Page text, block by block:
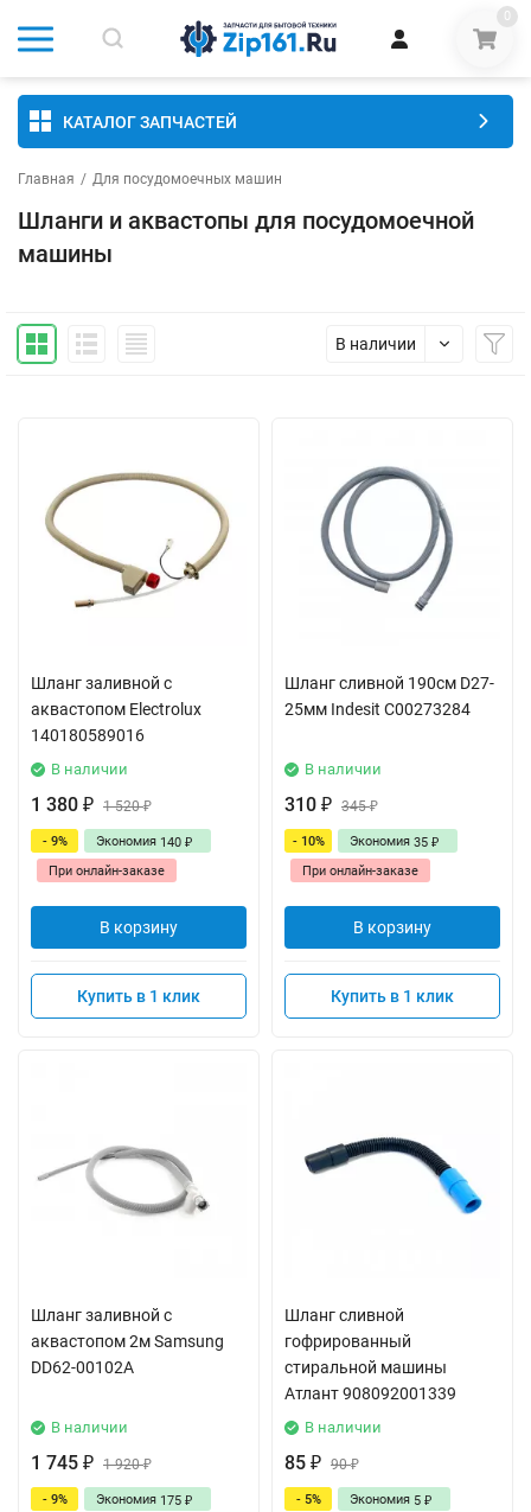
0
КАТАЛОГ ЗАПЧАСТЕЙ
Главная / Для посудомоечных машин
Шланги и аквастопы для посудомоечной
машины
В наличии
Шланг заливной с
аквастопом Electrolux
140180589016
В наличии
1 380 ₽ 1 520₽
- 9% Экономия 140 ₽
При онлайн-заказе
В корзину
Купить в 1 клик
Шланг сливной 190см D27-
25мм Indesit C00273284
В наличии
310 ₽ 345₽
- 10% Экономия 35 ₽
При онлайн-заказе
В корзину
Купить в 1 клик
Шланг заливной с
аквастопом 2м Samsung
DD62-00102A
В наличии
1 745 ₽ 1 920₽
- 9% Экономия 175 ₽
Шланг сливной
гофрированный
стиральной машины
Атлант 908092001339
В наличии
85 ₽ 90₽
- 5% Экономия 5 ₽